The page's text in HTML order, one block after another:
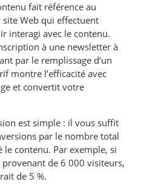
fait référence au
Web qui effectuent
interagi avec le contenu.
à une newsletter à
par le remplissage d’un
montre l’efficacité avec
et convertit votre
est simple : il vous suffit
par le nombre total
contenu. Par exemple, si
de 6 000 visiteurs,
de 5 %.